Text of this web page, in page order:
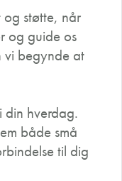
og støtte, når
og guide os
vi begynde at
hverdag.
både små
til dig